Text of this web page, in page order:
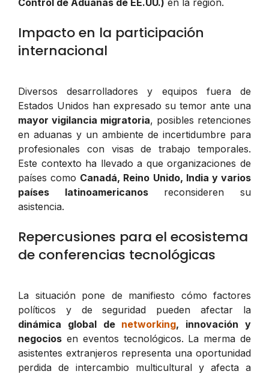
Impacto en la participación
internacional
Diversos desarrolladores y equipos fuera de
Estados Unidos han expresado su temor ante una
mayor vigilancia migratoria, posibles retenciones
en aduanas y un ambiente de incertidumbre para
profesionales con visas de trabajo temporales.
Este contexto ha llevado a que organizaciones de
países como Canadá, Reino Unido, India y varios
países latinoamericanosreconsideren su
asistencia.
Repercusiones para el ecosistema
de conferencias tecnológicas
La situación pone de manifiesto cómo factores
políticos y de seguridad pueden afectar la
dinámica global de networking, innovación y
negocios en eventos tecnológicos. La merma de
asistentes extranjeros representa una oportunidad
perdida de intercambio multicultural y afecta a